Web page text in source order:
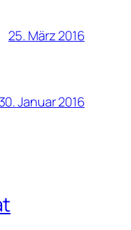
25. März 2016
30. Januar 2016